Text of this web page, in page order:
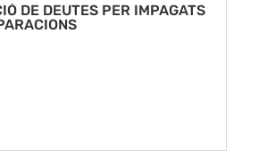
DE DEUTES PER IMPAGATS